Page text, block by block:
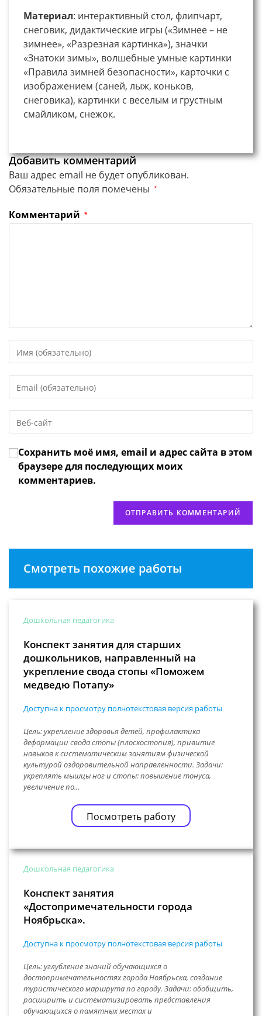
Материал: интерактивный стол, флипчарт,
снеговик, дидактические игры («Зимнее – не
зимнее», «Разрезная картинка»), значки
«Знатоки зимы», волшебные умные картинки
«Правила зимней безопасности», карточки с
изображением (саней, лыж, коньков,
снеговика), картинки с веселым и грустным
смайликом, снежок.
Добавить комментарий
Ваш адрес email не будет опубликован.
Обязательные поля помечены *
Комментарий *
свое
или
имя
чтобы
прокомментировать
свой
адрес,
чтобы
URL
веб-
сайта
(необязательно)
Сохранить моё имя, email и адрес сайта в этом
браузере для последующих моих
комментариев.
Смотреть похожие работы
Дошкольная педагогика
Конспект занятия для старших
дошкольников, направленный на
укрепление свода стопы «Поможем
медведю Потапу»
Доступна к просмотру полнотекстовая версия работы
Цель: укрепление здоровья детей, профилактика
деформации свода стопы (плоскостопия), привитие
навыков к систематическим занятиям физической
культурой оздоровительной направленности. Задачи:
укреплять мышцы ног и стопы: повышение тонуса,
увеличение по...
Посмотреть работу
Дошкольная педагогика
Конспект занятия
«Достопримечательности города
Ноябрьска».
Доступна к просмотру полнотекстовая версия работы
Цель: углубление знаний обучающихся о
достопримечательностях города Ноябрьска, создание
туристического маршрута по городу. Задачи: обобщить,
расширить и систематизировать представления
обучающихся о памятных местах и